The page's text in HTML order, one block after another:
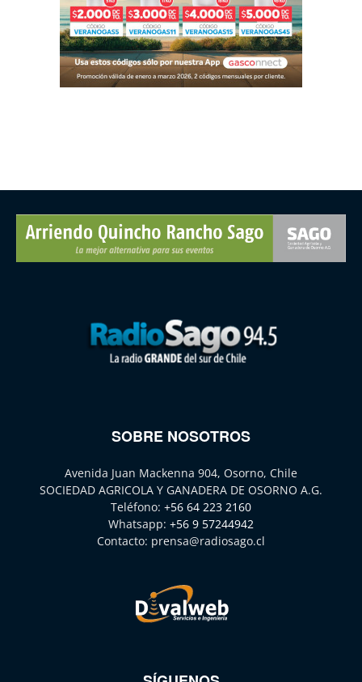
SOBRE NOSOTROS
Avenida Juan Mackenna 904, Osorno, Chile
SOCIEDAD AGRICOLA Y GANADERA DE OSORNO A.G.
Teléfono: +56 64 223 2160
Whatsapp: +56 9 57244942
Contacto: prensa@radiosago.cl